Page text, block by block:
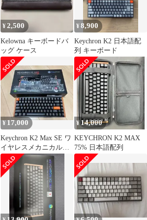
¥2,500
Kelowna キーボードバ
ッグ ケース
¥8,900
Keychron K2 日本語配
列 キーボード
¥17,000
Keychron K2 Max SE ワ
イヤレスメカニカルキ
ーボード 本体
¥ 14,000
KEYCHRON K2 MAX
75% 日本語配列